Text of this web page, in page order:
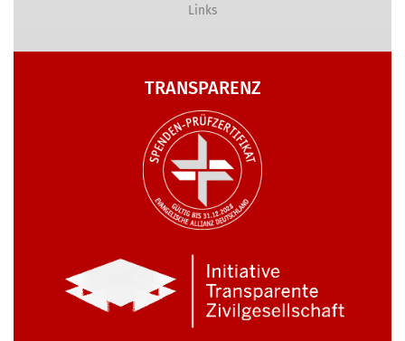
Links
TRANSPARENZ